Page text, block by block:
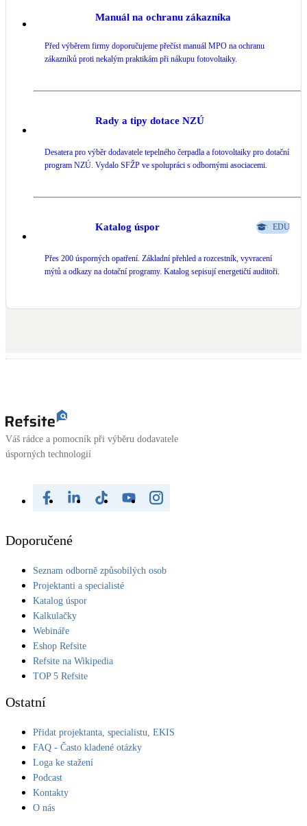
Žaluzie, markýzy, pergoly
Rekuperace tepla odpadní vody
Doplňkové zdroje vytápění
LED osvětlení
Manuál na ochranu zákazníka
Před výběrem firmy doporučujeme přečíst manuál MPO na ochranu
zákazníků proti nekalým praktikám při nákupu fotovoltaiky.
Rady a tipy dotace NZÚ
Desatera pro výběr dodavatele tepelného čerpadla a fotovoltaiky pro dotační
program NZÚ. Vydalo SFŽP ve spolupráci s odbornými asociacemi.
Katalog úspor EDU
Přes 200 úsporných opatření. Základní přehled a rozcestník, vyvracení
mýtů a odkazy na dotační programy. Katalog sepisují energetičtí auditoři.
Váš rádce a pomocník při výběru dodavatele
úsporných technologií
Doporučené
Seznam odborně způsobilých osob
Projektanti a specialisté
Katalog úspor
Kalkulačky
Webináře
Eshop Refsite
Refsite na Wikipedia
TOP 5 Refsite
Ostatní
Přidat projektanta, specialistu, EKIS
FAQ - Často kladené otázky
Loga ke stažení
Podcast
Kontakty
O nás